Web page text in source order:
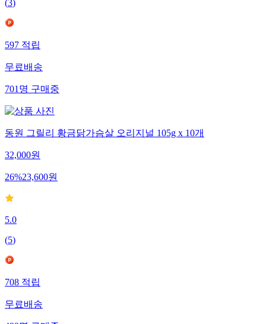
(3)
597적립
무료배송
701명구매중
동원 그릴리 황금닭가슴살 오리지널 105g x 10개
32,000원
26%23,600원
5.0
(5)
708적립
무료배송